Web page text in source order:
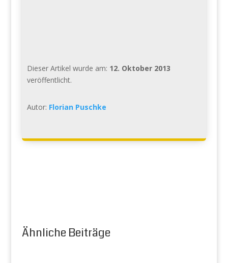
Dieser Artikel wurde am: 12. Oktober 2013
veröffentlicht.
Autor: Florian Puschke
Ähnliche Beiträge